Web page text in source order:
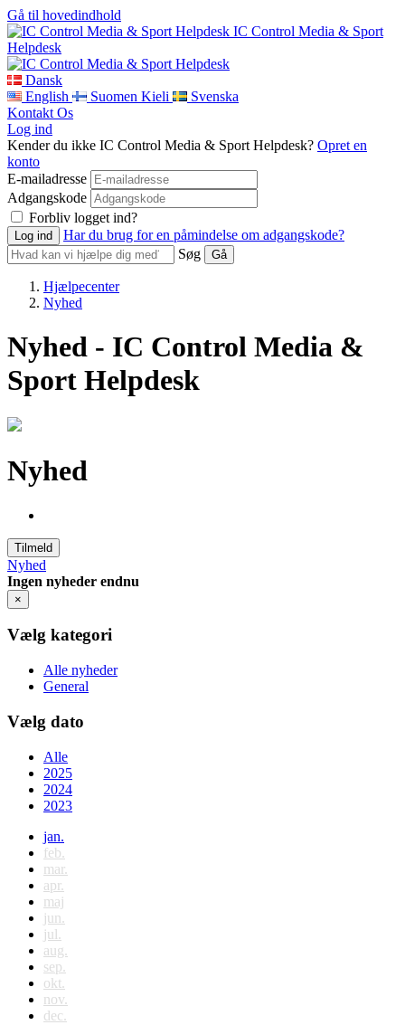
Gå til hovedindhold
IC Control Media & Sport
Helpdesk
Dansk
English
Suomen Kieli
Svenska
Kontakt Os
Log ind
Kender du ikke IC Control Media & Sport Helpdesk? Opret en
konto
E-mailadresse
Adgangskode
Forbliv logget ind?
Har du brug for en påmindelse om adgangskode?
Søg
Hjælpecenter
Nyhed
Nyhed - IC Control Media &
Sport Helpdesk
Nyhed
Tilmeld
Nyhed
Ingen nyheder endnu
×
Vælg kategori
Alle nyheder
General
Vælg dato
Alle
2025
2024
2023
jan.
feb.
mar.
apr.
maj
jun.
jul.
aug.
sep.
okt.
nov.
dec.